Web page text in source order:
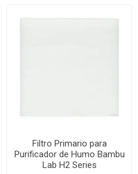
Filtro Primario para
Purificador de Humo Bambu
Lab H2 Series